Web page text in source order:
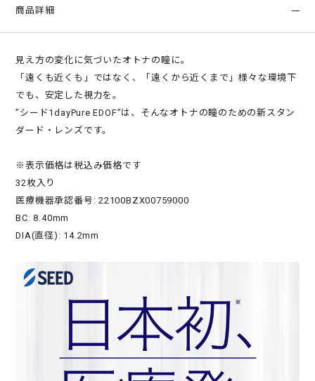
商品詳細
見え方の変化に気づいたオトナの瞳に。
「遠くも近くも」ではなく、「遠くから近くまで」様々な環境下
でも、安定した視力を。
”シード1dayPure EDOF”は、そんなオトナの瞳のための新スタン
ダード・レンズです。
※表示価格は税込み価格です
32枚入り
医療機器承認番号: 22100BZX00759000
BC: 8.40mm
DIA(直径): 14.2mm